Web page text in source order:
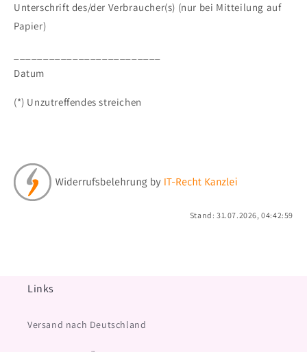
Unterschrift des/der Verbraucher(s) (nur bei Mitteilung auf
Papier)
Datum
(*) Unzutreffendes streichen
Stand: 31.07.2026, 04:42:59
Links
Versand nach Deutschland